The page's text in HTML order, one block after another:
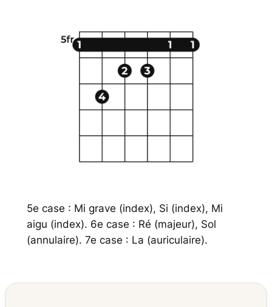
5e case : Mi grave (index), Si (index), Mi
aigu (index). 6e case : Ré (majeur), Sol
(annulaire). 7e case : La (auriculaire).